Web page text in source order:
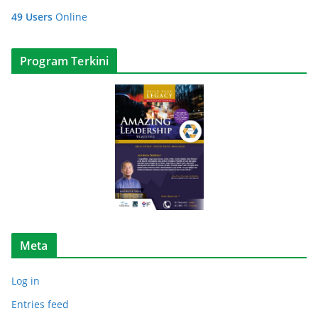
s
r
49 Users Online
Program Terkini
Meta
Log in
Entries feed